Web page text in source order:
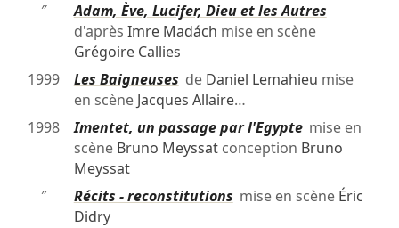
″
Adam, Ève, Lucifer, Dieu et les Autres
d'après Imre Madách mise en scène
Grégoire Callies
1999
Les Baigneuses de Daniel Lemahieu mise
en scène Jacques Allaire…
1998
Imentet, un passage par l'Egyptemise en
scène Bruno Meyssatconception Bruno
Meyssat
″
Récits - reconstitutions mise en scène Éric
Didry